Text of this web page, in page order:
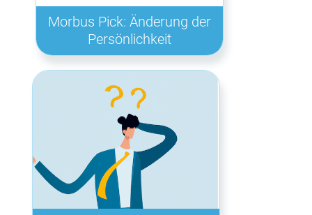
Morbus Pick: Änderung der
Persönlichkeit